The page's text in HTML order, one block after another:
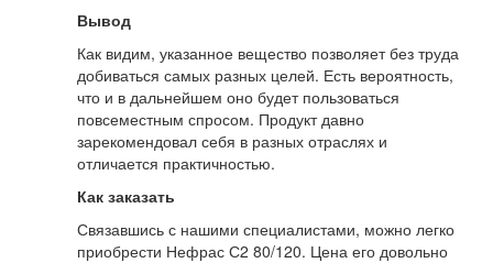
Вывод
Как видим, указанное вещество позволяет без труда
добиваться самых разных целей. Есть вероятность,
что и в дальнейшем оно будет пользоваться
повсеместным спросом. Продукт давно
зарекомендовал себя в разных отраслях и
отличается практичностью.
Как заказать
Связавшись с нашими специалистами, можно легко
приобрести Нефрас С2 80/120. Цена его довольно